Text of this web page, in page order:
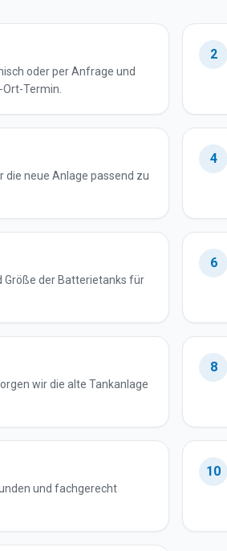
oder per Anfrage und
Termin.
2
neue Anlage passend zu
4
Größe der Batterietanks für
6
wir die alte Tankanlage
8
und fachgerecht
10